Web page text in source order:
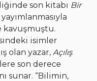
son kitabı Bir
yayımlanmasıyla
kavuşmuştu.
isimler
olan yazar, Açılış
son derece
sunar. “Bilimin,